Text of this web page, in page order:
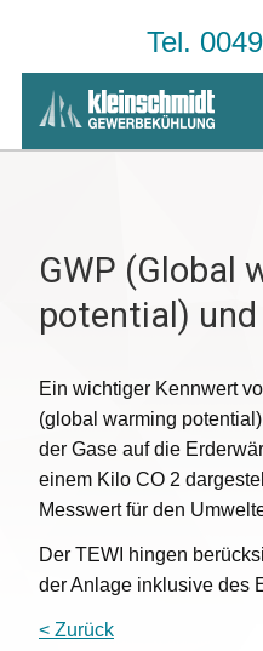
Tel.
GWP (Global
potential) und
Ein wichtiger Kennwert
(global warming
der Gase auf die
einem Kilo CO 2
Messwert für den
Der TEWI hingen
der Anlage inklusive des
< Zurück